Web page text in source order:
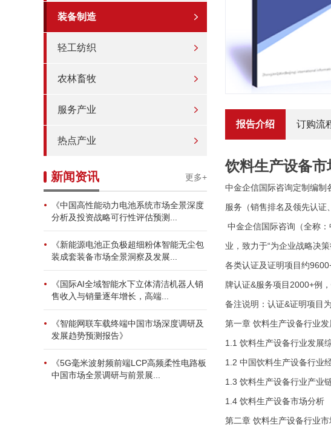
装备制造
轻工纺织
农林畜牧
服务产业
热点产业
新闻资讯 更多+
《中国高性能动力电池系统市场全景深度
分析及投资战略可行性评估预测...
《新能源电池正负极超细粉体智能无尘包
装成套装备市场全景洞察及发展...
《国际AI全域智能水下立体清洁机器人销
售收入与销量逐年增长，高端...
《智能网联车载终端中国市场深度调研及
发展趋势预测报告》
《5G毫米波射频前端LCP高频柔性电路板
中国市场全景调研与前景展...
报告介绍 订购流
饮料生产设备市
中金企信国际咨询定制编制
服务（销售排名及领先认证
中金企信国际咨询（全称
业，致力于“为企业战略决
各类认证及证明项目约
牌认证&服务项目2000+例
备注说明：认证&证明项目
第一章 饮料生产设备行业发
1.1 饮料生产设备行业发展
1.2 中国饮料生产设备行业
1.3 饮料生产设备行业产业
1.4 饮料生产设备市场分析
第二章 饮料生产设备行业市